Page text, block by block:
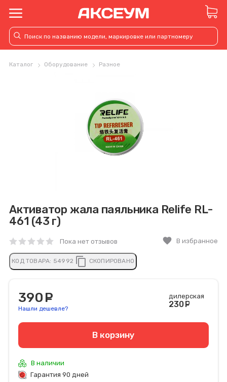
Каталог Оборудование Разное
Активатор жала паяльника Relife RL-
461 (43 г)
Пока нет отзывов favorite В избранное
КОД ТОВАРА: 54992 content_copy СКОПИРОВАНО
390
Нашли дешевле?
дилерская
230
В корзину
В наличии
Гарантия 90 дней